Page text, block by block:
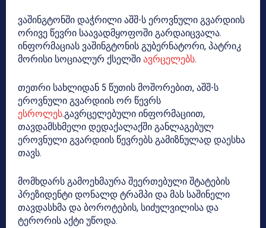
ვაშინგტონში დაჭრილი აშშ-ს ეროვნული გვარდიის
ორივე წევრი საავადმყოფოში გარდაიცვალა.
ინფორმაციას ვაშინგტონის გუბერნატორი, პატრიკ
მორისი სოციალურ ქსელში ავრცელებს.
თეთრი სახლიდან 5 წუთის მოშორებით, აშშ-ს
ეროვნული გვარდიის ორ წევრს
ესროლეს.გავრცელებული ინფორმაციით,
თავდამსხმელი დედაქალაქში განლაგებულ
ეროვნული გვარდიის წევრებს გამიზნულად დაესხა
თავს.
მომხდარს გამოეხმაურა შეერთებული შტატების
პრეზიდენტი დონალდ ტრამპი და მას საშინელი
თავდასხმა და ბოროტების, სიძულვილისა და
ტერორის აქტი უწოდა.